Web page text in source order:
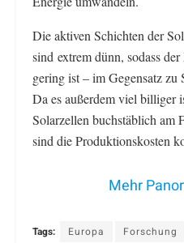
Die aktiven Schichten der
sind extrem dünn, sodass
gering ist – im Gegensatz
Da es außerdem viel billiger
Solarzellen buchstäblich am
sind die Produktionskosten
Mehr
Tags: Europa Forschung